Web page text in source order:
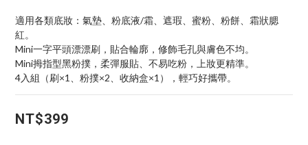
適用各類底妝：氣墊、粉底液/霜、遮瑕、蜜粉、粉餅、霜狀腮
紅。
Mini一字平頭漂漂刷，貼合輪廓，修飾毛孔與膚色不均。
Mini拇指型黑粉撲，柔彈服貼、不易吃粉，上妝更精準。
4入組（刷×1、粉撲×2、收納盒×1），輕巧好攜帶。
NT$399